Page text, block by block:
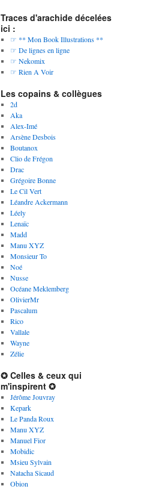
Traces d'arachide décelées
ici :
☞ ** Mon Book Illustrations **
☞ De lignes en ligne
☞ Nekomix
☞ Rien A Voir
Les copains & collègues
2d
Aka
Alex-Imé
Arsène Desbois
Boutanox
Clio de Frégon
Drac
Grégoire Bonne
Le Cil Vert
Léandre Ackermann
Léely
Lenaïc
Madd
Manu XYZ
Monsieur To
Noé
Nusse
Océane Meklemberg
OlivierMr
Pascalum
Rico
Vallale
Wayne
Zélie
✪ Celles & ceux qui
m'inspirent ✪
Jérôme Jouvray
Kepark
Le Panda Roux
Manu XYZ
Manuel Fior
Mobidic
Msieu Sylvain
Natacha Sicaud
Obion